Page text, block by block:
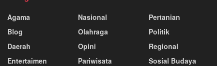
Agama
Blog
Daerah
Entertaimen
Nasional
Olahraga
Opini
Pariwisata
Pertanian
Politik
Regional
Sosial Budaya